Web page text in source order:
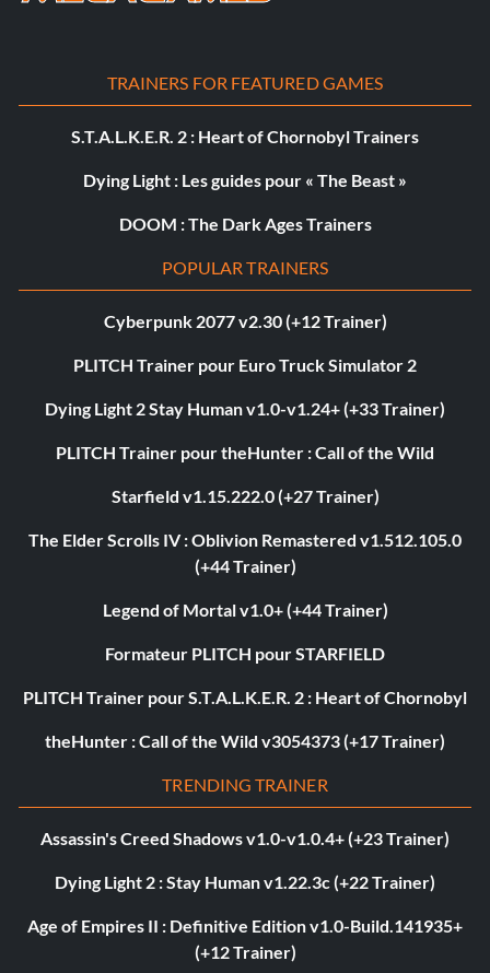
TRAINERS FOR FEATURED GAMES
S.T.A.L.K.E.R. 2 : Heart of Chornobyl Trainers
Dying Light : Les guides pour « The Beast »
DOOM : The Dark Ages Trainers
POPULAR TRAINERS
Cyberpunk 2077 v2.30 (+12 Trainer)
PLITCH Trainer pour Euro Truck Simulator 2
Dying Light 2 Stay Human v1.0-v1.24+ (+33 Trainer)
PLITCH Trainer pour theHunter : Call of the Wild
Starfield v1.15.222.0 (+27 Trainer)
The Elder Scrolls IV : Oblivion Remastered v1.512.105.0
(+44 Trainer)
Legend of Mortal v1.0+ (+44 Trainer)
Formateur PLITCH pour STARFIELD
PLITCH Trainer pour S.T.A.L.K.E.R. 2 : Heart of Chornobyl
theHunter : Call of the Wild v3054373 (+17 Trainer)
TRENDING TRAINER
Assassin's Creed Shadows v1.0-v1.0.4+ (+23 Trainer)
Dying Light 2 : Stay Human v1.22.3c (+22 Trainer)
Age of Empires II : Definitive Edition v1.0-Build.141935+
(+12 Trainer)